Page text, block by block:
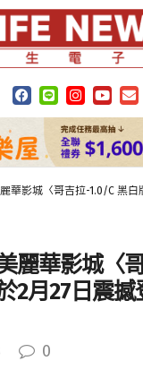
華影城〈哥吉拉-1.0/C 黑白
麗華影城〈
2月27日震撼
0